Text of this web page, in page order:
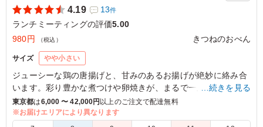
4.19 13件
ランチミーティングの評価5.00
980円
（税込） きつねのおべん
サイズ やや小さい
ジューシーな鶏の唐揚げと、甘みのあるお揚げが絶妙に絡み合
います。彩り豊かな煮つけや卵焼きが、まるで一皿のアート。
展示会ブースや女子会にぴったりの美味しさです。
…続きを見る
東京都は6,000 〜 42,000円 以上のご注文で配達無料
※お届けエリアにより異なります